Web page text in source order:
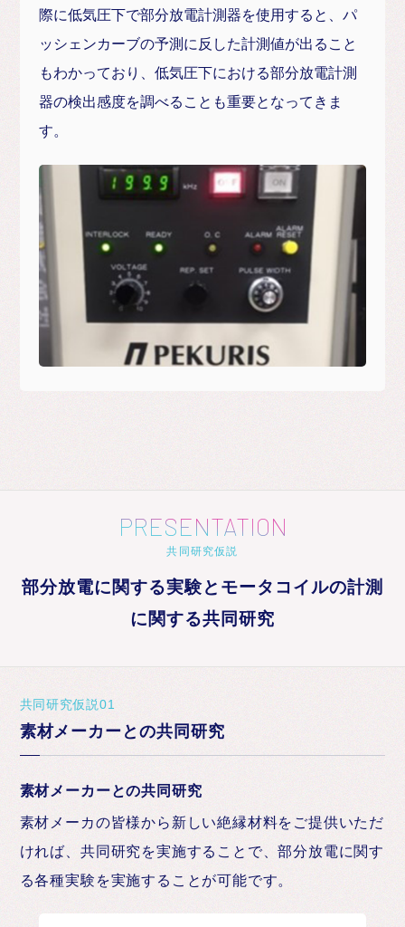
際に低気圧下で部分放電計測器を使用すると、パ
ッシェンカーブの予測に反した計測値が出ること
もわかっており、低気圧下における部分放電計測
器の検出感度を調べることも重要となってきま
す。
PRESENTATION
共同研究仮説
部分放電に関する実験とモータコイルの計測
に関する共同研究
共同研究仮説01
素材メーカーとの共同研究
素材メーカーとの共同研究
素材メーカの皆様から新しい絶縁材料をご提供いただ
ければ、共同研究を実施することで、部分放電に関す
る各種実験を実施することが可能です。